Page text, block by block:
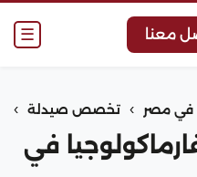
☰ معنا
في مصر › تخصص صيدلة ›
في